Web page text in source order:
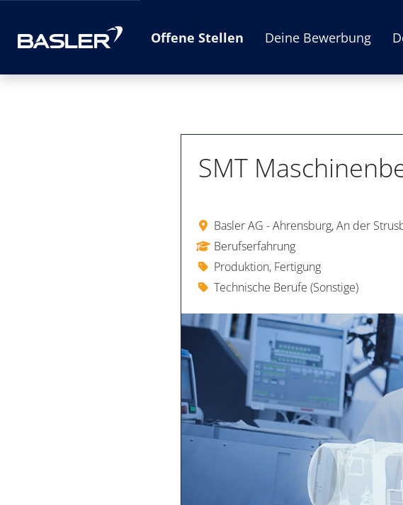
Offene Stellen Deine Bewerbung
SMT
Basler AG - Ahrensburg, An der
Berufserfahrung
Produktion, Fertigung
Technische Berufe (Sonstige)